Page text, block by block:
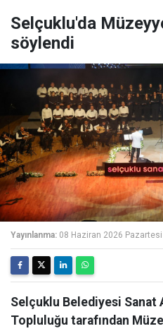
Selçuklu'da
söylendi
Yayınlanma: 08 Haziran 2026 Pazartesi
Selçuklu Belediyesi
Topluluğu tarafından